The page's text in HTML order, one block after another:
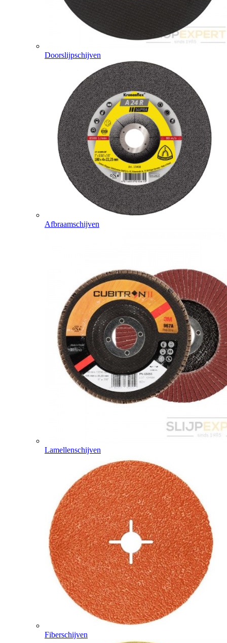
Doorslijpschijven
Afbraamschijven
Lamellenschijven
Fiberschijven